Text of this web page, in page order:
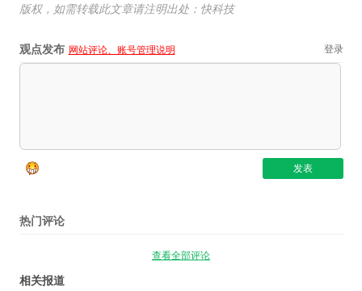
版权，如需转载此文章请注明出处：快科技
观点发布 网站评论、账号管理说明 登录
热门评论
查看全部评论
相关报道